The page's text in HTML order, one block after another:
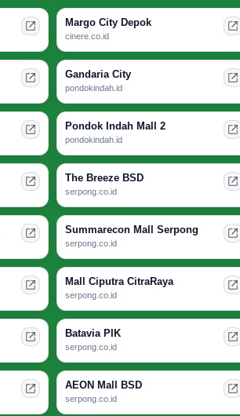
Margo City Depok
cinere.co.id
Gandaria City
pondokindah.id
Pondok Indah Mall 2
pondokindah.id
The Breeze BSD
serpong.co.id
Summarecon Mall Serpong
serpong.co.id
Mall Ciputra CitraRaya
serpong.co.id
Batavia PIK
serpong.co.id
AEON Mall BSD
serpong.co.id